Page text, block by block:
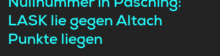
LASK lie gegen Altach
Punkte liegen